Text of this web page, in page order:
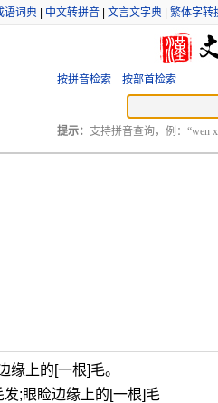
语词典 中文转拼音 文言文字典 繁体字转
按拼音检索 按部首检索
提示： 支持拼音查询，例：“wen
缘上的[一根]毛。
发;眼睑边缘上的[一根]毛